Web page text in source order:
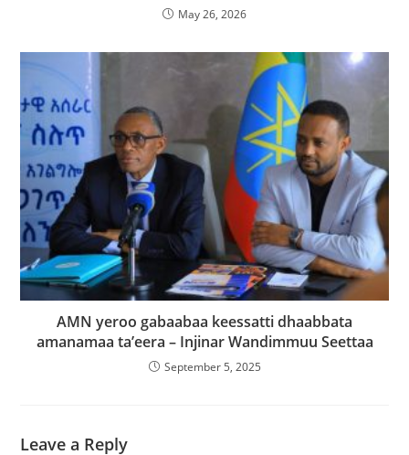
May 26, 2026
AMN yeroo gabaabaa keessatti dhaabbata
amanamaa ta’eera – Injinar Wandimmuu Seettaa
September 5, 2025
Leave a Reply